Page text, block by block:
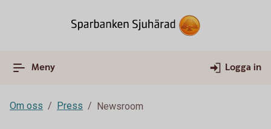
Meny Logga in
Om oss Press Newsroom